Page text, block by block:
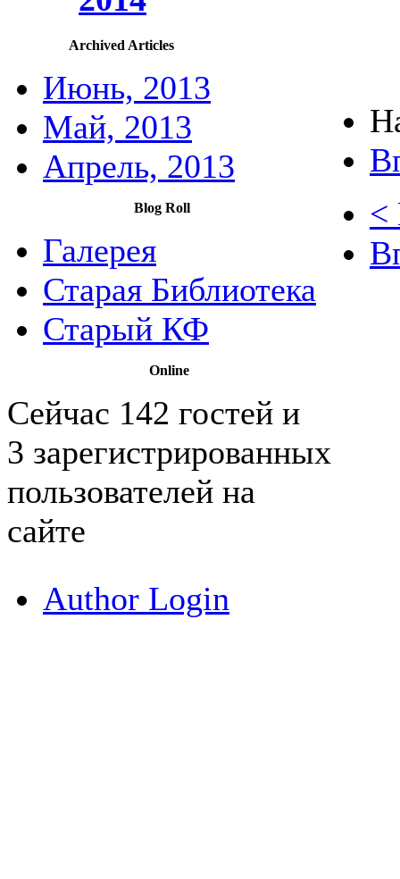
Archived Articles
Июнь, 2013
Май, 2013
Апрель, 2013
Blog Roll
Галерея
Старая Библиотека
Старый КФ
Online
Сейчас 142 гостей и
3 зарегистрированных
пользователей на
сайте
Author Login
<